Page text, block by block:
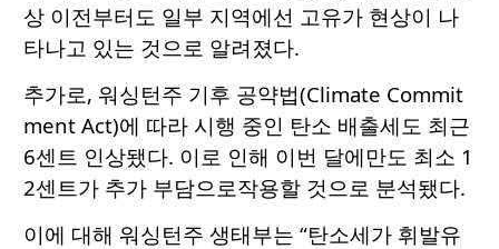
상 이전부터도 일부 지역에선 고유가 현상이 나
타나고 있는 것으로 알려졌다.
추가로, 워싱턴주 기후 공약법(Climate Commit
ment Act)에 따라 시행 중인 탄소 배출세도 최근
6센트 인상됐다. 이로 인해 이번 달에만도 최소 1
2센트가 추가 부담으로작용할 것으로 분석됐다.
이에 대해 워싱턴주 생태부는 “탄소세가 휘발유